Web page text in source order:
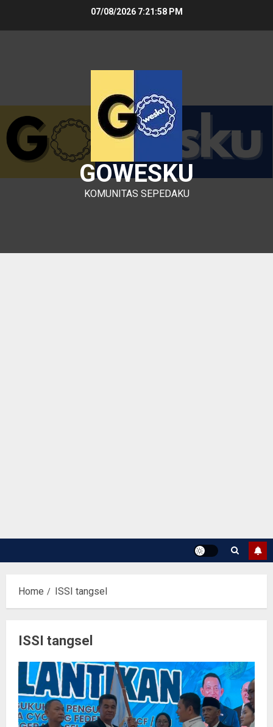
07/08/2026 7:21:58 PM
GOWESKU
KOMUNITAS SEPEDAKU
Home ISSI tangsel
ISSI tangsel